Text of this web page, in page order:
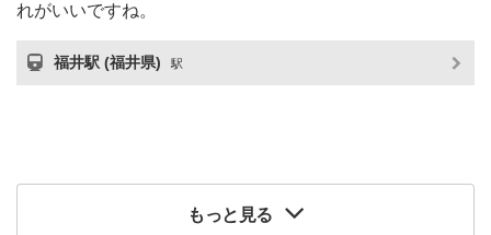
れがいいですね。
福井駅 (福井県) 駅
もっと見る